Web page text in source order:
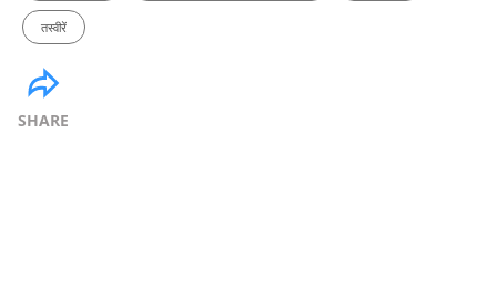
तस्वीरें
SHARE